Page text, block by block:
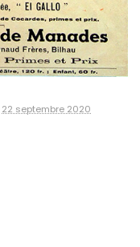
22 septembre 2020